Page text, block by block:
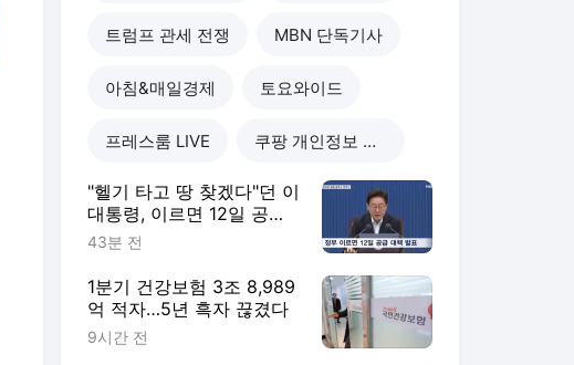
트럼프 관세 전쟁 MBN 단독기사
아침&매일경제 토요와이드
프레스룸 LIVE 쿠팡 개인정보 유출
"헬기 타고 땅 찾겠다"던 이
대통령, 이르면 12일 공급
대책 발표
43분 전
1분기 건강보험 3조 8,989
억 적자…5년 흑자 끊겼다
9시간 전